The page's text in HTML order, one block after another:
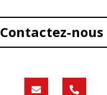
Contactez-nous